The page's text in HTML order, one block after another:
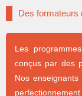
Des formateurs
Les
conçus par des
Nos